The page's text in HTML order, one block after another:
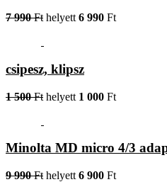
7 990 Ft helyett 6 990 Ft
csipesz, klipsz
1 500 Ft helyett 1 000 Ft
Minolta MD micro 4/3
9 990 Ft helyett 6 900 Ft